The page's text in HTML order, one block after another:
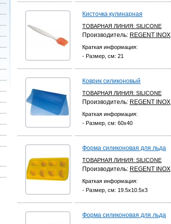
Кисточка кулинарная
ТОВАРНАЯ ЛИНИЯ: SILICONE
Производитель: REGENT INOX
Краткая информация:
- Размер, см: 21
Коврик силиконовый
ТОВАРНАЯ ЛИНИЯ: SILICONE
Производитель: REGENT INOX
Краткая информация:
- Размер, см: 60х40
Форма силиконовая для льда
ТОВАРНАЯ ЛИНИЯ: SILICONE
Производитель: REGENT INOX
Краткая информация:
- Размер, см: 19.5х10.5х3
Форма силиконовая для льда